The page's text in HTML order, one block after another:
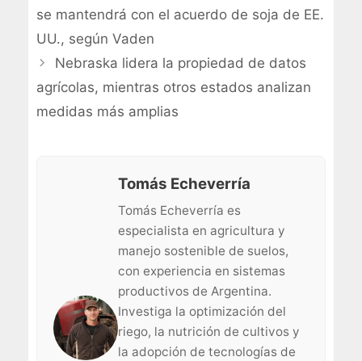
se mantendrá con el acuerdo de soja de EE.
UU., según Vaden
Nebraska lidera la propiedad de datos
agrícolas, mientras otros estados analizan
medidas más amplias
Tomás Echeverría
Tomás Echeverría es
especialista en agricultura y
manejo sostenible de suelos,
con experiencia en sistemas
productivos de Argentina.
Investiga la optimización del
riego, la nutrición de cultivos y
la adopción de tecnologías de